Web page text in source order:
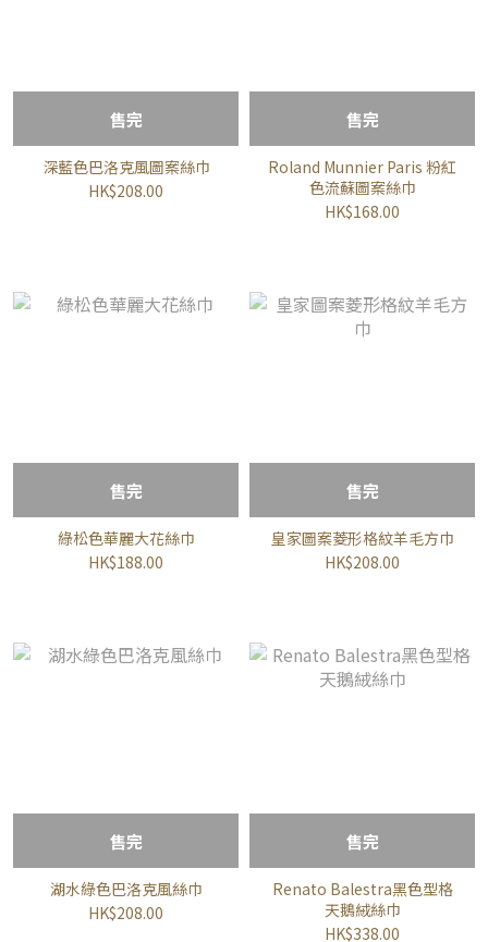
售完
深藍色巴洛克風圖案絲巾
HK$208.00
售完
Roland Munnier Paris 粉紅
色流蘇圖案絲巾
HK$168.00
售完
綠松色華麗大花絲巾
HK$188.00
售完
皇家圖案菱形格紋羊毛方巾
HK$208.00
售完
湖水綠色巴洛克風絲巾
HK$208.00
售完
Renato Balestra黑色型格
天鵝絨絲巾
HK$338.00